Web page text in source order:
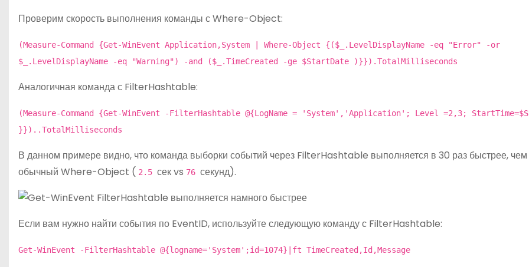
Проверим скорость выполнения команды с Where-Object:
(Measure-Command {Get-WinEvent Application,System | Where-Object {($_.LevelDisplayName -eq "Error" -or
$_.LevelDisplayName -eq "Warning") -and ($_.TimeCreated -ge $StartDate )}}).TotalMilliseconds
Аналогичная команда с FilterHashtable:
(Measure-Command {Get-WinEvent -FilterHashtable @{LogName = 'System','Application'; Level =2,3;
}})..TotalMilliseconds
В данном примере видно, что команда выборки событий через FilterHashtable выполняется в 30 раз быстрее,
обычный Where-Object ( 2.5 сек vs 76 секунд).
Если вам нужно найти события по EventID, используйте следующую команду с FilterHashtable:
Get-WinEvent -FilterHashtable @{logname='System';id=1074}|ft TimeCreated,Id,Message